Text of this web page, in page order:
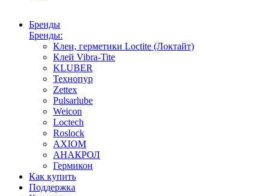
Бренды
Бренды:
Клеи, герметики Loctite (Локтайт)
Клей Vibra-Tite
KLUBER
Технопур
Zettex
Pulsarlube
Weicon
Loctech
Roslock
AXIOM
АНАКРОЛ
Гермикон
Как купить
Поддержка